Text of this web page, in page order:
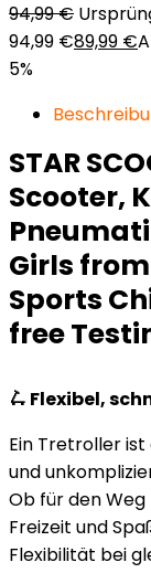
94,99€
94,99 €89,99 €
5%
STAR
Scooter,
Girls
Sports
free
🛴 Flexibel,
Ein Tretroller
und
Ob für den
Freizeit und
Flexibilität bei